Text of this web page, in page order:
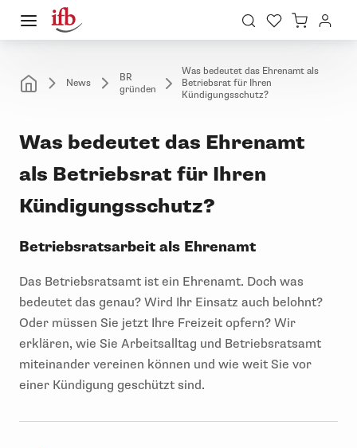
News
BR
gründen
Was bedeutet das Ehrenamt als
Betriebsrat für Ihren
Kündigungsschutz?
Was bedeutet das Ehrenamt
als Betriebsrat für Ihren
Kündigungsschutz?
Betriebsratsarbeit als Ehrenamt
Das Betriebsratsamt ist ein Ehrenamt. Doch was
bedeutet das genau? Wird Ihr Einsatz auch belohnt?
Oder müssen Sie jetzt Ihre Freizeit opfern? Wir
erklären, wie Sie Arbeitsalltag und Betriebsratsamt
miteinander vereinen können und wie weit Sie vor
einer Kündigung geschützt sind.